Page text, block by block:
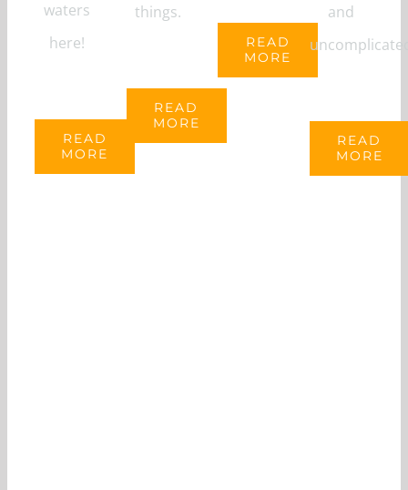
waters
here!
READ
MORE
things.
READ
MORE
READ
MORE
and
READ
MORE